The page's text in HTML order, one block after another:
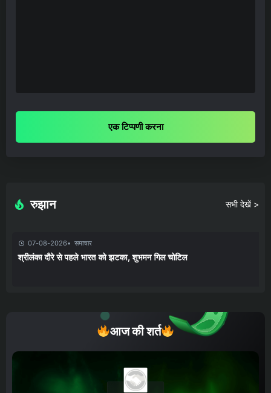
एक टिप्पणी करना
रुझान सभी देखें >
07-08-2026 समाचार
श्रीलंका दौरे से पहले भारत को झटका, शुभमन गिल चोटिल
आज की शर्त